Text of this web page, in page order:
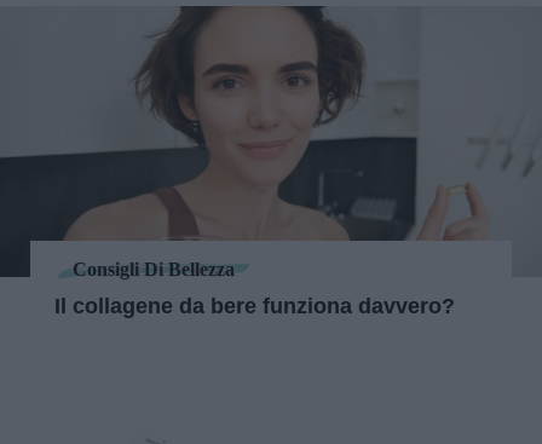
Consigli Di Bellezza
Il collagene da bere funziona davvero?